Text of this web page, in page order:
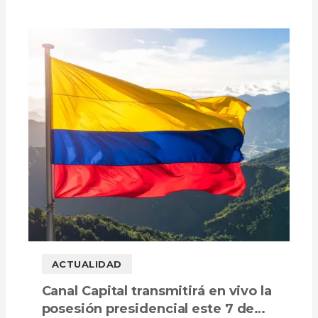
ACTUALIDAD
Canal Capital transmitirá en vivo la
posesión presidencial este 7 de